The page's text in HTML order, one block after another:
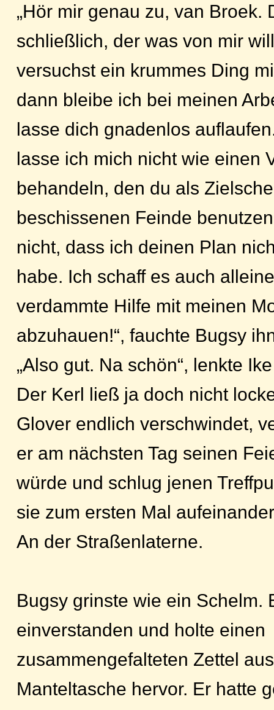
„Hör mir genau zu, van Broek.
schließlich, der was von mir
versuchst ein krummes Ding
dann bleibe ich bei meinen
lasse dich gnadenlos
lasse ich mich nicht wie einen
behandeln, den du als
beschissenen Feinde
nicht, dass ich deinen Plan
habe. Ich schaff es auch
verdammte Hilfe mit meinen
abzuhauen!“, fauchte Bugsy
„Also gut. Na schön“, lenkte
Der Kerl ließ ja doch nicht
Glover endlich verschwindet,
er am nächsten Tag seinen
würde und schlug jenen
sie zum ersten Mal
An der Straßenlaterne.
Bugsy grinste wie ein Schelm.
einverstanden und holte einen
zusammengefalteten Zettel
Manteltasche hervor. Er hatte